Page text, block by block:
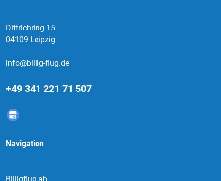
Dittrichring 15
04109 Leipzig
info@billig-flug.de
+49 341 221 71 507
Navigation
Billigflug ab